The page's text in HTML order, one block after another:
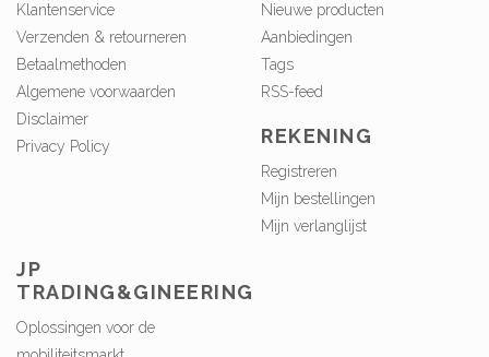
Klantenservice
Verzenden & retourneren
Betaalmethoden
Algemene voorwaarden
Disclaimer
Privacy Policy
Nieuwe producten
Aanbiedingen
Tags
RSS-feed
REKENING
Registreren
Mijn bestellingen
Mijn verlanglijst
JP
TRADING&GINEERING
Oplossingen voor de